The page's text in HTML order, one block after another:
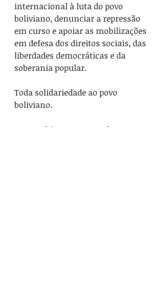
internacional à luta do povo
boliviano, denunciar a repressão
em curso e apoiar as mobilizações
em defesa dos direitos sociais, das
liberdades democráticas e da
soberania popular.
Toda solidariedade ao povo
boliviano.
Fora Rodrigo Paz. Basta de